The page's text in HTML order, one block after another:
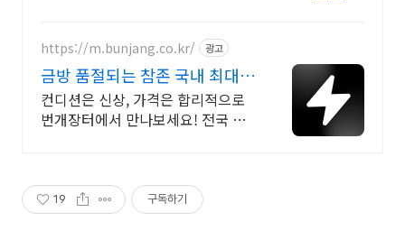
https://m.bunjang.co.kr/ 광고
금방 품절되는 참존 국내 최대
브랜드 중고거래
컨디션은 신상, 가격은 합리적으로
번개장터에서 만나보세요! 전국 각
19 구독하기